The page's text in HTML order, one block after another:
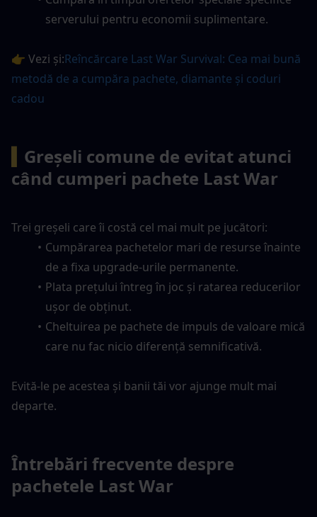
serverului pentru economii suplimentare.
👉 Vezi și:Reîncărcare Last War Survival: Cea mai bună
metodă de a cumpăra pachete, diamante și coduri
cadou
Greșeli comune de evitat atunci
când cumperi pachete Last War
Trei greșeli care îi costă cel mai mult pe jucători:
Cumpărarea pachetelor mari de resurse înainte
de a fixa upgrade-urile permanente.
Plata prețului întreg în joc și ratarea reducerilor
ușor de obținut.
Cheltuirea pe pachete de impuls de valoare mică
care nu fac nicio diferență semnificativă.
Evită-le pe acestea și banii tăi vor ajunge mult mai
departe.
Întrebări frecvente despre
pachetele Last War